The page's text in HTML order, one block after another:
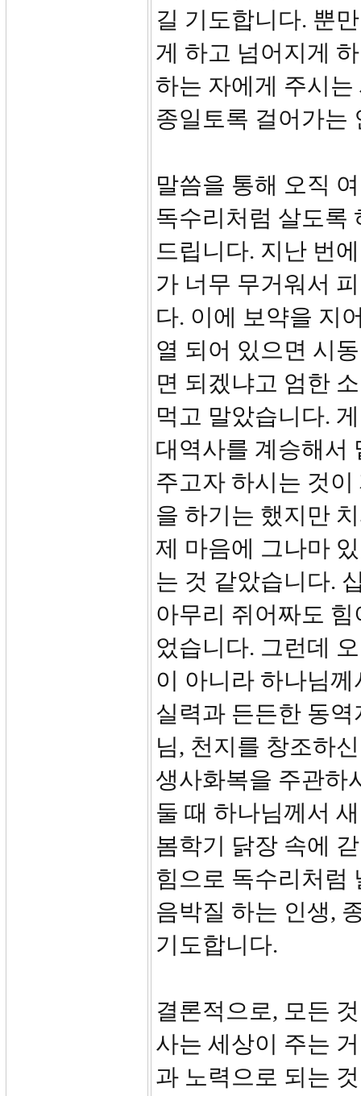
길 기도합니다. 뿐
게 하고 넘어지게
하는 자에게 주시
종일토록 걸어가는
말씀을 통해 오직
독수리처럼 살도록
드립니다. 지난 번
가 너무 무거워서
다. 이에 보약을 지
열 되어 있으면 시
면 되겠냐고 엄한
먹고 말았습니다.
대역사를 계승해서
주고자 하시는 것
을 하기는 했지만
제 마음에 그나마
는 것 같았습니다.
아무리 쥐어짜도
었습니다. 그런데
이 아니라 하나님
실력과 든든한 동
님, 천지를 창조하
생사화복을 주관하
둘 때 하나님께서
봄학기 닭장 속에
힘으로 독수리처럼
음박질 하는 인생,
기도합니다.
결론적으로, 모든
사는 세상이 주는
과 노력으로 되는